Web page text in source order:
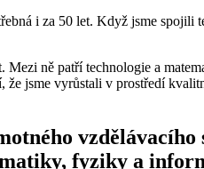
i za 50 let. Když jsme spojili
ně patří technologie a
jsme vyrůstali v prostředí
fyziky a